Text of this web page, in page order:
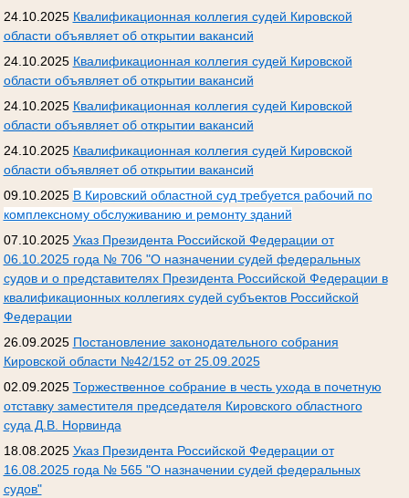
24.10.2025 Квалификационная коллегия судей Кировской
области объявляет об открытии вакансий
24.10.2025 Квалификационная коллегия судей Кировской
области объявляет об открытии вакансий
24.10.2025 Квалификационная коллегия судей Кировской
области объявляет об открытии вакансий
24.10.2025 Квалификационная коллегия судей Кировской
области объявляет об открытии вакансий
09.10.2025 В Кировский областной суд требуется рабочий по
комплексному обслуживанию и ремонту зданий
07.10.2025 Указ Президента Российской Федерации от
06.10.2025 года № 706 "О назначении судей федеральных
судов и о представителях Президента Российской Федерации в
квалификационных коллегиях судей субъектов Российской
Федерации
26.09.2025 Постановление законодательного собрания
Кировской области №42/152 от 25.09.2025
02.09.2025 Торжественное собрание в честь ухода в почетную
отставку заместителя председателя Кировского областного
суда Д.В. Норвинда
18.08.2025 Указ Президента Российской Федерации от
16.08.2025 года № 565 "О назначении судей федеральных
судов"